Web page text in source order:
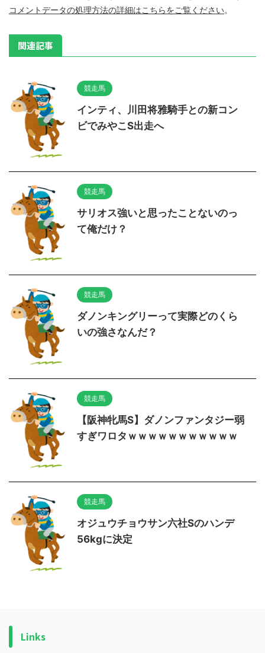
コメントデータの処理方法の詳細はこちらをご覧ください。
関連記事
競走馬
インティ、川田将雅騎手との新コン
ビでみやこS出走へ
競走馬
サリオス強いと思ったことないのっ
て俺だけ？
競走馬
ダノンキングリーって実際どのくら
いの強さなんだ？
競走馬
【阪神牝馬S】ダノンファンタジー弱
すぎワロタｗｗｗｗｗｗｗｗｗｗｗ
競走馬
オジュウチョウサン六社Sのハンデ
56kgに決定
Links